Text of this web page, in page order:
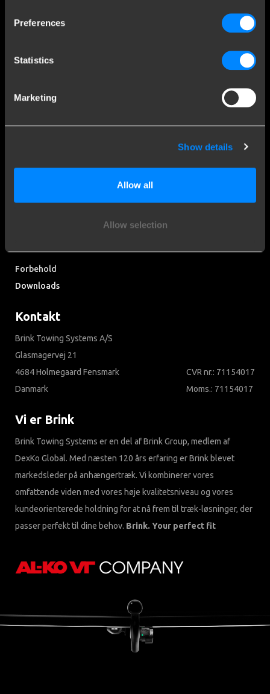
Preferences
Statistics
Marketing
Show details
Allow all
Allow selection
Sociale medier
Søg i ofte stillede spørgsmål
Forbehold
Downloads
Kontakt
Brink Towing Systems A/S
Glasmagervej 21
4684 Holmegaard Fensmark
Danmark
CVR nr.: 71154017
Moms.: 71154017
Vi er Brink
Brink Towing Systems er en del af Brink Group, medlem af
DexKo Global. Med næsten 120 års erfaring er Brink blevet
markedsleder på anhængertræk. Vi kombinerer vores
omfattende viden med vores høje kvalitetsniveau og vores
kundeorienterede holdning for at nå frem til træk-løsninger, der
passer perfekt til dine behov. Brink. Your perfect fit